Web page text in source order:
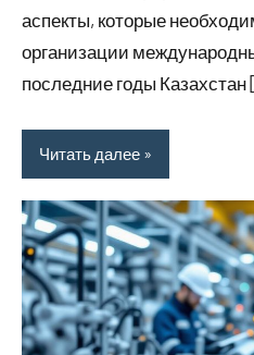
аспекты, которые
организации
последние годы
Читать далее